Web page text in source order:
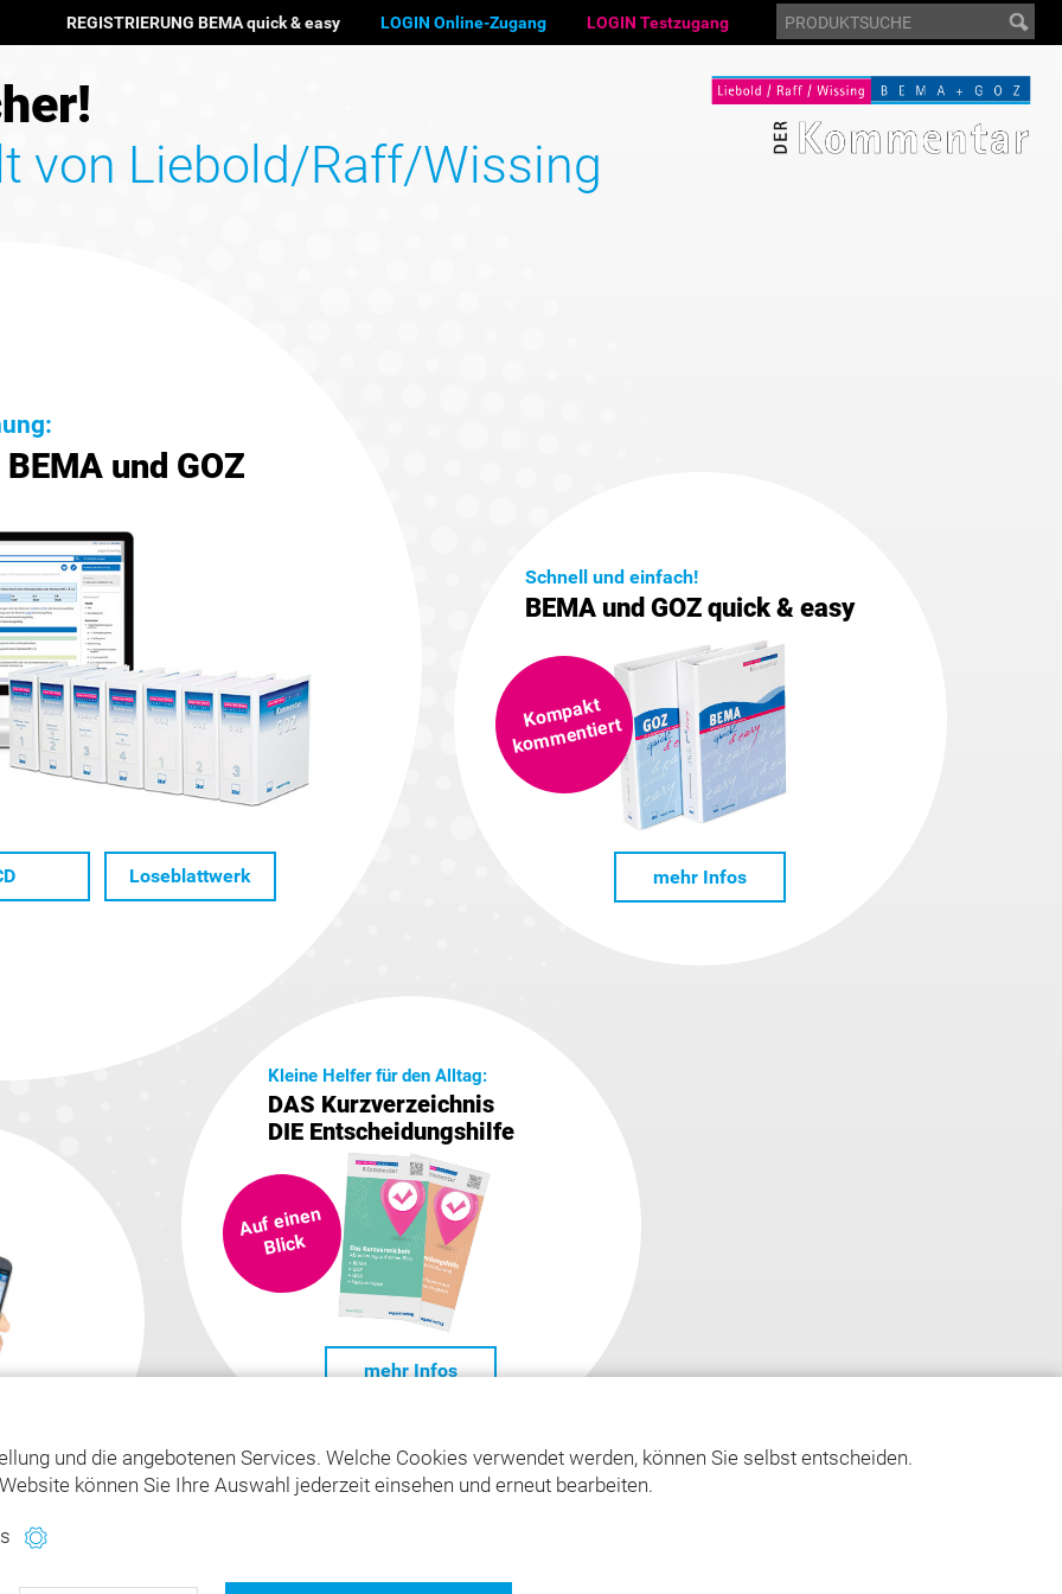
und die angebotenen Services. Welche Cookies verwendet werden, können Sie selbst entscheiden.
können Sie Ihre Auswahl jederzeit einsehen und erneut bearbeiten.
REGISTRIERUNG BEMA quick & easy LOGIN Online-Zugang LOGIN Testzugang
von Liebold/Raff/Wissing
Schnell und einfach!
BEMA und GOZ quick & easy
Ko
mpakt
ko
m
mentiert
mehr Infos
und GOZ
Loseblattwerk
Kleine Helfer für den Alltag:
DAS Kurzverzeichnis
DIE Entscheidungshilfe
Auf einen
Blick
mehr Infos